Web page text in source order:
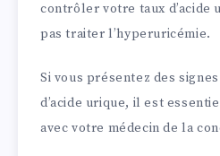
contrôler votre taux d’acide
pas traiter l’hyperuricémie.
Si vous présentez des
d’acide urique, il est
avec votre médecin de la